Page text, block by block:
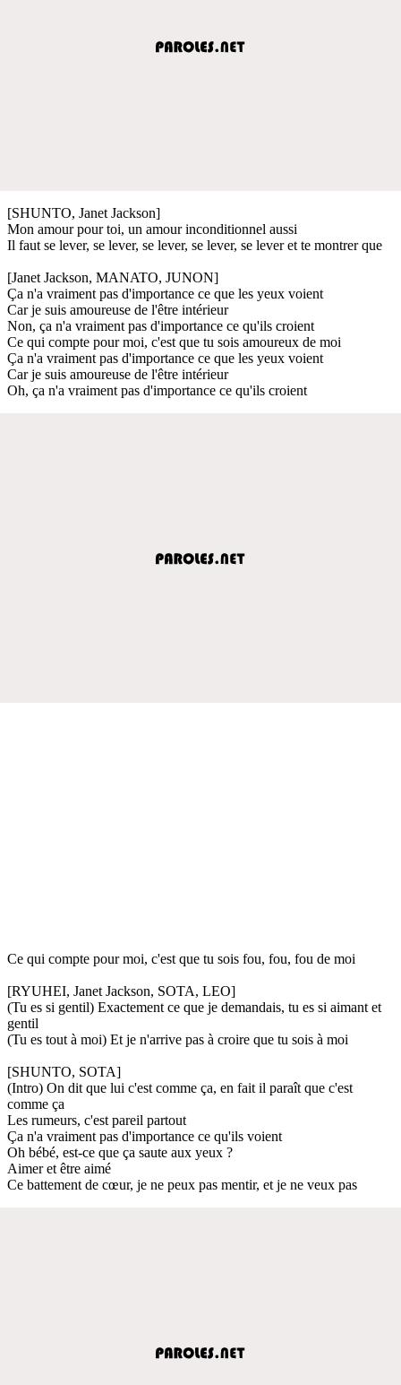
[SHUNTO, Janet Jackson]
Mon amour pour toi, un amour inconditionnel aussi
Il faut se lever, se lever, se lever, se lever, se lever et te montrer que
[Janet Jackson, MANATO, JUNON]
Ça n'a vraiment pas d'importance ce que les yeux voient
Car je suis amoureuse de l'être intérieur
Non, ça n'a vraiment pas d'importance ce qu'ils croient
Ce qui compte pour moi, c'est que tu sois amoureux de moi
Ça n'a vraiment pas d'importance ce que les yeux voient
Car je suis amoureuse de l'être intérieur
Oh, ça n'a vraiment pas d'importance ce qu'ils croient
Ce qui compte pour moi, c'est que tu sois fou, fou, fou de moi
[RYUHEI, Janet Jackson, SOTA, LEO]
(Tu es si gentil) Exactement ce que je demandais, tu es si aimant et
gentil
(Tu es tout à moi) Et je n'arrive pas à croire que tu sois à moi
[SHUNTO, SOTA]
(Intro) On dit que lui c'est comme ça, en fait il paraît que c'est
comme ça
Les rumeurs, c'est pareil partout
Ça n'a vraiment pas d'importance ce qu'ils voient
Oh bébé, est-ce que ça saute aux yeux ?
Aimer et être aimé
Ce battement de cœur, je ne peux pas mentir, et je ne veux pas